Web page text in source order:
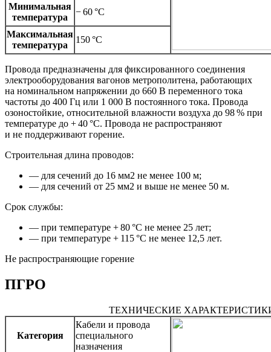
Минимальная
температура
− 60 °C
Максимальная
температура
150 °C
Провода предназначены для фиксированного соединения
электрооборудования вагонов метрополитена, работающих
на номинальном напряжении до 660 В переменного тока
частоты до 400 Гц или 1 000 В постоянного тока. Провода
озоностойкие, относительной влажности воздуха до 98 % при
температуре до + 40 °С. Провода не распространяют
и не поддерживают горение.
Строительная длина проводов:
— для сечений до 16 мм2 не менее 100 м;
— для сечений от 25 мм2 и выше не менее 50 м.
Срок службы:
— при температуре + 80 °С не менее 25 лет;
— при температуре + 115 °С не менее 12,5 лет.
Не распространяющие горение
ПГРО
ТЕХНИЧЕСКИЕ
Категория
Кабели и провода
специального
назначения